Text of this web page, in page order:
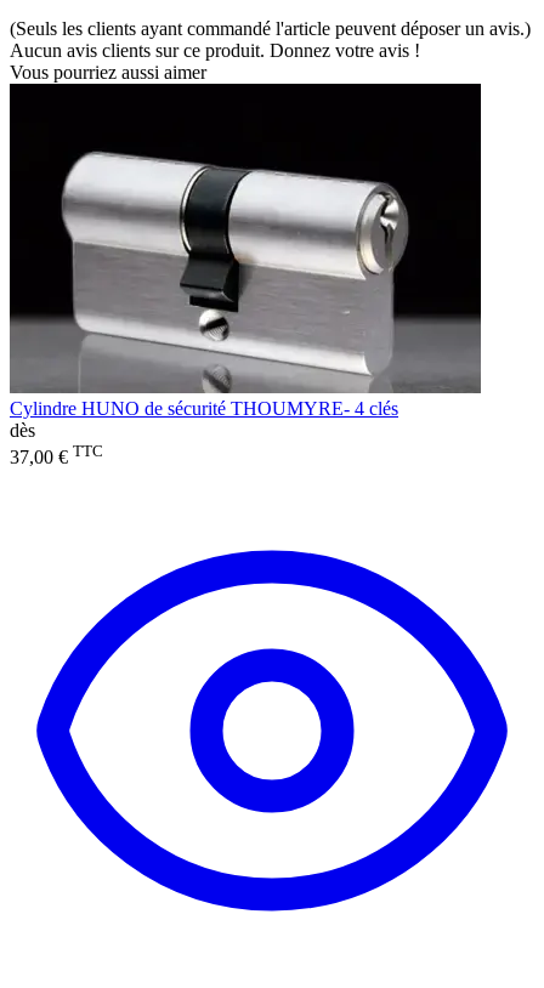
(Seuls les clients ayant commandé l'article peuvent déposer un avis.)
Aucun avis clients sur ce produit. Donnez votre avis !
Vous pourriez aussi aimer
Cylindre HUNO de sécurité THOUMYRE- 4 clés
dès
37,00 € TTC